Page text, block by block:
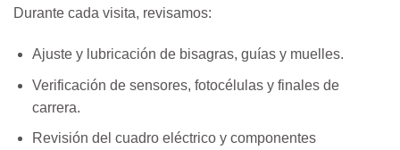
Durante cada visita, revisamos:
Ajuste y lubricación de bisagras, guías y muelles.
Verificación de sensores, fotocélulas y finales de
carrera.
Revisión del cuadro eléctrico y componentes